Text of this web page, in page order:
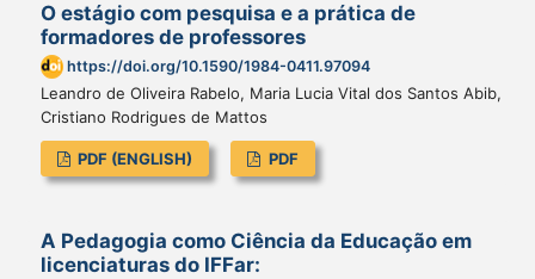
O estágio com pesquisa e a prática de
formadores de professores
https://doi.org/10.1590/1984-0411.97094
Leandro de Oliveira Rabelo, Maria Lucia Vital dos Santos Abib,
Cristiano Rodrigues de Mattos
PDF (ENGLISH) PDF
A Pedagogia como Ciência da Educação em
licenciaturas do IFFar: